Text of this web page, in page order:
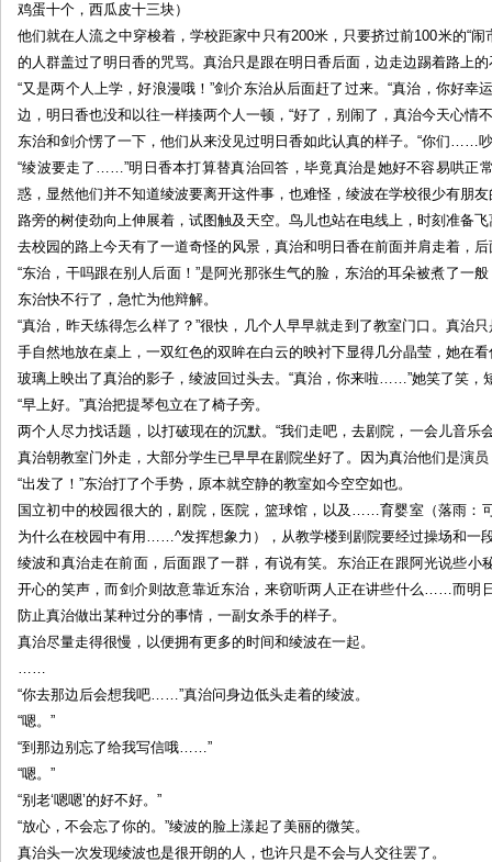
鸡蛋十个，西瓜皮十三块）
他们就在人流之中穿梭着，学校距家中只有200米，只要挤过前100米的“闹
的人群盖过了明日香的咒骂。真治只是跟在明日香后面，边走边踢着路上的
“又是两个人上学，好浪漫哦！”剑介东治从后面赶了过来。“真治，你好
边，明日香也没和以往一样揍两个人一顿，“好了，别闹了，真治今天心情
东治和剑介愣了一下，他们从来没见过明日香如此认真的样子。“你们……
“绫波要走了……”明日香本打算替真治回答，毕竟真治是她好不容易哄正
惑，显然他们并不知道绫波要离开这件事，也难怪，绫波在学校很少有朋
路旁的树使劲向上伸展着，试图触及天空。鸟儿也站在电线上，时刻准备飞
去校园的路上今天有了一道奇怪的风景，真治和明日香在前面并肩走着，
“东治，干吗跟在别人后面！”是阿光那张生气的脸，东治的耳朵被煮了一
东治快不行了，急忙为他辩解。
“真治，昨天练得怎么样了？”很快，几个人早早就走到了教室门口。真治
手自然地放在桌上，一双红色的双眸在白云的映衬下显得几分晶莹，她在
玻璃上映出了真治的影子，绫波回过头去。“真治，你来啦……”她笑了笑，
“早上好。”真治把提琴包立在了椅子旁。
两个人尽力找话题，以打破现在的沉默。“我们走吧，去剧院，一会儿音乐
真治朝教室门外走，大部分学生已早早在剧院坐好了。因为真治他们是演
“出发了！”东治打了个手势，原本就空静的教室如今空空如也。
国立初中的校园很大的，剧院，医院，篮球馆，以及……育婴室（落雨：
为什么在校园中有用……^发挥想象力），从教学楼到剧院要经过操场和一
绫波和真治走在前面，后面跟了一群，有说有笑。东治正在跟阿光说些小
开心的笑声，而剑介则故意靠近东治，来窃听两人正在讲些什么……而明
防止真治做出某种过分的事情，一副女杀手的样子。
真治尽量走得很慢，以便拥有更多的时间和绫波在一起。
……
“你去那边后会想我吧……”真治问身边低头走着的绫波。
“嗯。”
“到那边别忘了给我写信哦……”
“嗯。”
“别老‘嗯嗯’的好不好。”
“放心，不会忘了你的。”绫波的脸上漾起了美丽的微笑。
真治头一次发现绫波也是很开朗的人，也许只是不会与人交往罢了。